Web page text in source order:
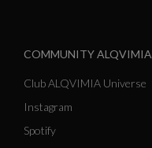
COMMUNITY ALQVIMIA
Club ALQVIMIA Universe
Instagram
Spotify